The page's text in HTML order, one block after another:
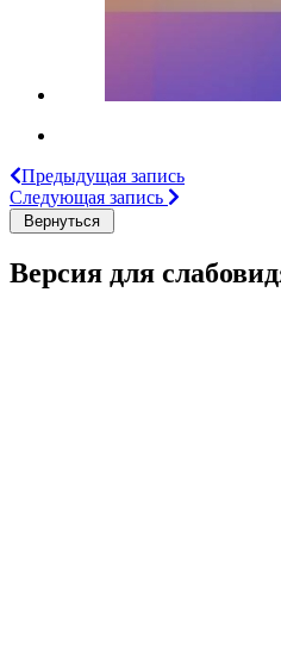
Предыдущая запись
Следующая запись
Версия для